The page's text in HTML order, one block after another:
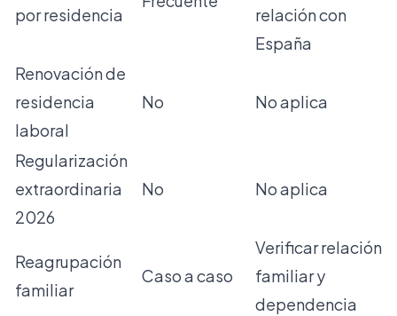
por residencia
relación con
España
Renovación de
residencia
laboral
No No aplica
Regularización
extraordinaria
2026
No No aplica
Reagrupación
familiar
Caso a caso
Verificar relación
familiar y
dependencia